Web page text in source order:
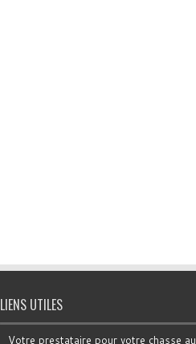
LIENS UTILES
Votre prestataire pour votre chasse au